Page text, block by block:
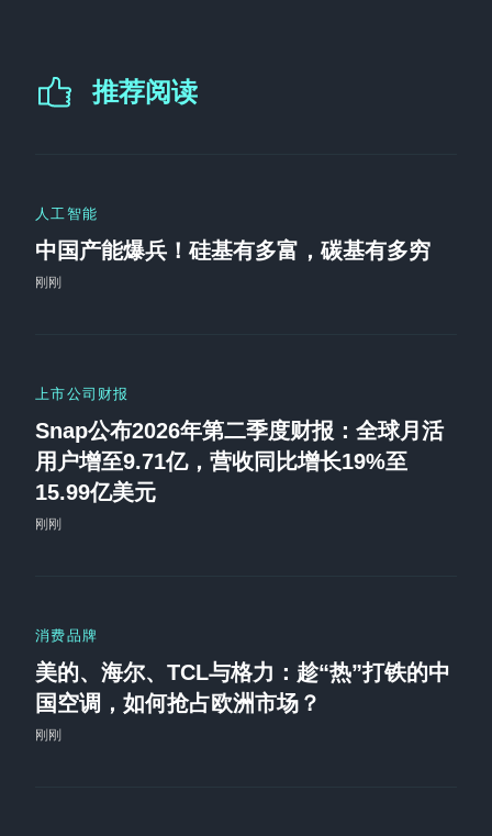
推荐阅读
人工智能
中国产能爆兵！硅基有多富，碳基有多穷
刚刚
上市公司财报
Snap公布2026年第二季度财报：全球月活
用户增至9.71亿，营收同比增长19%至
15.99亿美元
刚刚
消费品牌
美的、海尔、TCL与格力：趁“热”打铁的中
国空调，如何抢占欧洲市场？
刚刚